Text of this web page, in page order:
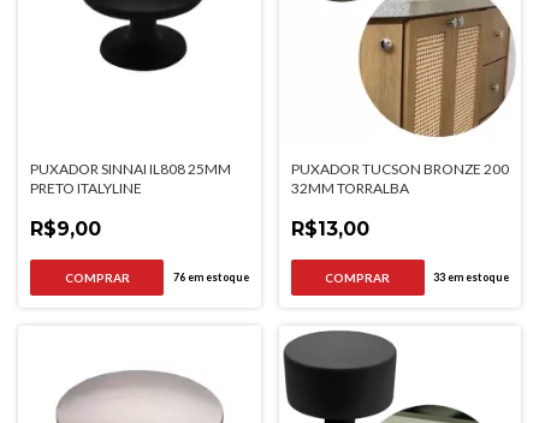
PUXADOR SINNAI IL808 25MM
PRETO ITALYLINE
R$9,00
76em estoque
PUXADOR TUCSON BRONZE 200
32MM TORRALBA
R$13,00
33em estoque